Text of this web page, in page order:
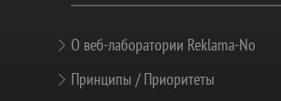
О веб-лаборатории Reklama-No
Принципы / Приоритеты